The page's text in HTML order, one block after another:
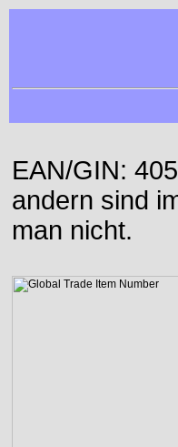
EAN/GIN:
andern sind
man nicht.